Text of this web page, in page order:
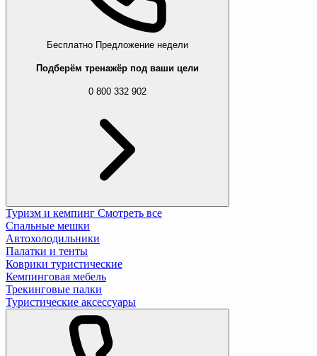
Бесплатно Предложение недели
Подберём тренажёр под ваши цели
0 800 332 902
Туризм и кемпинг Смотреть все
Спальные мешки
Автохолодильники
Палатки и тенты
Коврики туристические
Кемпинговая мебель
Трекинговые палки
Туристические аксессуары